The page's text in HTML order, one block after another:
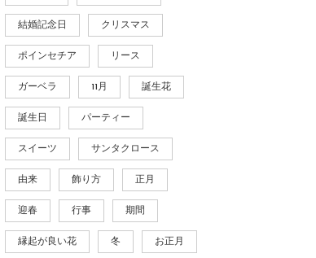
結婚記念日 クリスマス
ポインセチア リース
ガーベラ 11月 誕生花
誕生日 パーティー
スイーツ サンタクロース
由来 飾り方 正月
迎春 行事 期間
縁起が良い花 冬 お正月